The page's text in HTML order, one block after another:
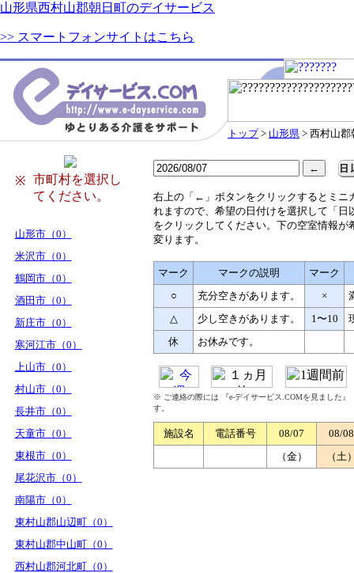
山形県西村山郡朝日町のデイサービス
>> スマートフォンサイトはこちら
トップ> 山形県 > 西村山郡
※
市町村を選択し
てください。
山形市（0）
米沢市（0）
鶴岡市（0）
酒田市（0）
新庄市（0）
寒河江市（0）
上山市（0）
村山市（0）
長井市（0）
天童市（0）
東根市（0）
尾花沢市（0）
南陽市（0）
東村山郡山辺町（0）
東村山郡中山町（0）
西村山郡河北町（0）
右上の「←」ボタンをクリックするとミニ
れますので、希望の日付けを選択して「日
をクリックしてください。下の空室情報が
変ります。
マーク マークの説明
マーク
○
充分空きがあります。 ×
△
少し空きがあります。 1〜10
休
お休みです。
※ ご連絡の際には 『e-デイサービス.COMを見ました
す。
施設名 電話番号 08/07
08/08
（金）
（土